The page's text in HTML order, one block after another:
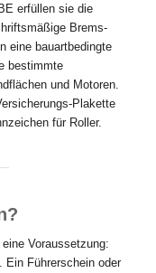
erfüllen sie die
Brems-
eine bauartbedingte
bestimmte
und Motoren.
Plakette
für Roller.
Voraussetzung:
Führerschein oder